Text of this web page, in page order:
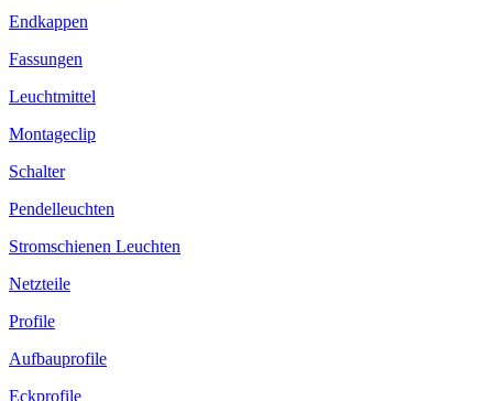
Endkappen
Fassungen
Leuchtmittel
Montageclip
Schalter
Pendelleuchten
Stromschienen Leuchten
Netzteile
Profile
Aufbauprofile
Eckprofile